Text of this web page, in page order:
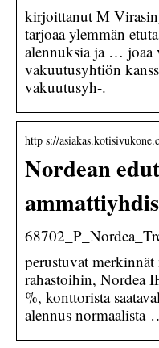
kirjoittanut M
tarjoaa ylemmän
alennuksia ja … joaa
vakuutusyhtiön
vakuutusyh-.
http s://
Nordean edut
perustuvat
rahastoihin, Nordea
%, konttorista
alennus normaalista